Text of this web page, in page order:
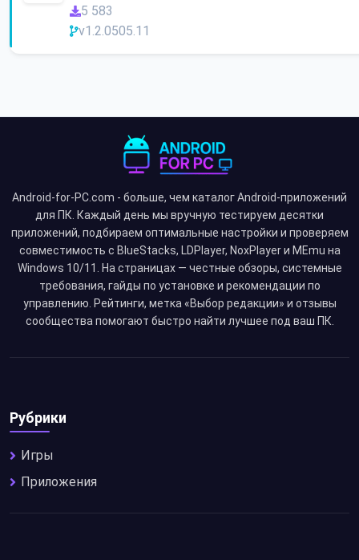
5 583
v1.2.0505.11
Android-for-PC.com - больше, чем каталог Android-приложений
для ПК. Каждый день мы вручную тестируем десятки
приложений, подбираем оптимальные настройки и проверяем
совместимость с BlueStacks, LDPlayer, NoxPlayer и MEmu на
Windows 10/11. На страницах — честные обзоры, системные
требования, гайды по установке и рекомендации по
управлению. Рейтинги, метка «Выбор редакции» и отзывы
сообщества помогают быстро найти лучшее под ваш ПК.
Рубрики
Игры
Приложения